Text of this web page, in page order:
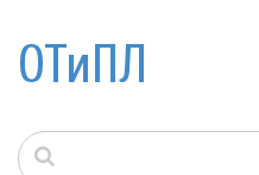
ОТиПЛ